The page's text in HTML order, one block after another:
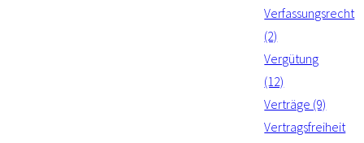
Verfassungsrecht
(2)
Vergütung
(12)
Verträge (9)
Vertragsfreiheit